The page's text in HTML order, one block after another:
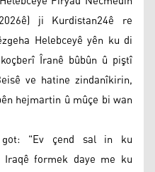
ji Kurdistan24ê re
Helebceyê yên ku di
Îranê bûbûn û piştî
ve hatine zindanîkirin,
hejmartin û mûçe bi wan
got: "Ev çend sal in ku
formek daye me ku